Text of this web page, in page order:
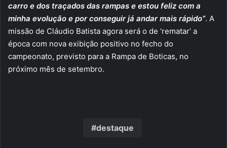
carro e dos traçados das rampas e estou feliz com a
minha evolução e por conseguir já andar mais rápido”. A
missão de Cláudio Batista agora será o de ‘rematar’ a
época com nova exibição positivo no fecho do
campeonato, previsto para a Rampa de Boticas, no
próximo mês de setembro.
destaque